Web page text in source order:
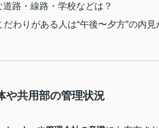
路・線路・学校などは？
わりがある人は“午後〜夕方”の内見
共用部の管理状況